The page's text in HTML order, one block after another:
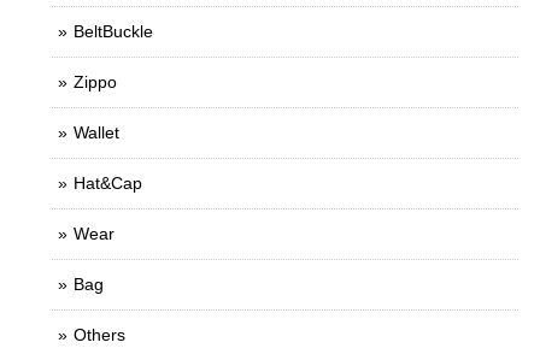
BeltBuckle
Zippo
Wallet
Hat&Cap
Wear
Bag
Others